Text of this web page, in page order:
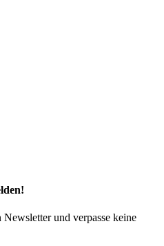
und verpasse keine